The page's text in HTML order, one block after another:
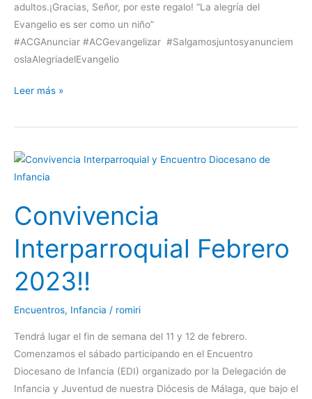
adultos.¡Gracias, Señor, por este regalo! “La alegría del
Evangelio es ser como un niño”
#ACGAnunciar #ACGevangelizar #Salgamosjuntosyanunciem
oslaAlegriadelEvangelio
Leer más »
Convivencia
Interparroquial Febrero
2023!!
Encuentros, Infancia / romiri
Tendrá lugar el fin de semana del 11 y 12 de febrero.
Comenzamos el sábado participando en el Encuentro
Diocesano de Infancia (EDI) organizado por la Delegación de
Infancia y Juventud de nuestra Diócesis de Málaga, que bajo el
Convivencia
Interparroquial
2023!!